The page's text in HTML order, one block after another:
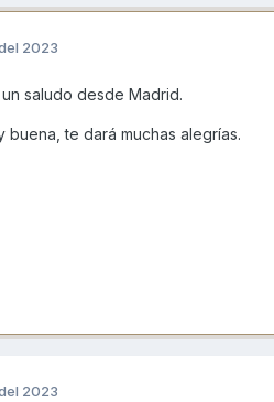
2023
saludo desde Madrid.
buena, te dará muchas alegrías.
2023